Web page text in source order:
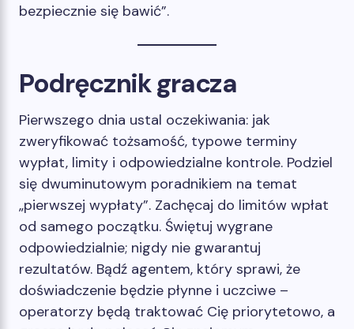
bezpiecznie się bawić”.
Podręcznik gracza
Pierwszego dnia ustal oczekiwania: jak
zweryfikować tożsamość, typowe terminy
wypłat, limity i odpowiedzialne kontrole. Podziel
się dwuminutowym poradnikiem na temat
„pierwszej wypłaty”. Zachęcaj do limitów wpłat
od samego początku. Świętuj wygrane
odpowiedzialnie; nigdy nie gwarantuj
rezultatów. Bądź agentem, który sprawi, że
doświadczenie będzie płynne i uczciwe –
operatorzy będą traktować Cię priorytetowo, a